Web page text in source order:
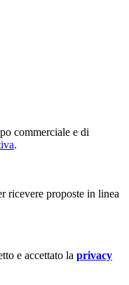
commerciale e di
.
ricevere proposte in linea
e accettato la privacy